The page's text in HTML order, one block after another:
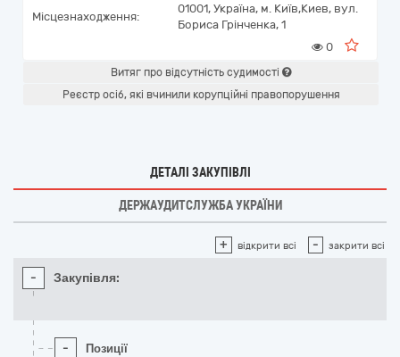
Місцезнаходження:
01001, Україна, м. Київ,Киев, вул.
Бориса Грінченка, 1
0
Витяг про відсутність судимості
Реєстр осіб, які вчинили корупційні правопорушення
ДЕТАЛІ ЗАКУПІВЛІ
ДЕРЖАУДИТСЛУЖБА УКРАЇНИ
+ відкрити всі - закрити всі
- Закупівля:
- Позиції